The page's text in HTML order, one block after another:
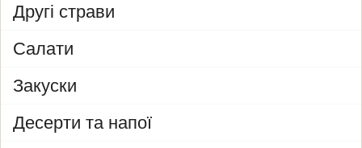
Другі страви
Салати
Закуски
Десерти та напої